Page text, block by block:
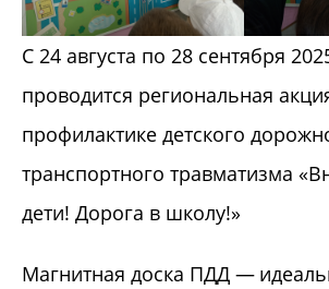
С 24 августа по 28 сентября
проводится региональная
профилактике детского
транспортного травматизма
дети! Дорога в школу!»
Магнитная доска ПДД —